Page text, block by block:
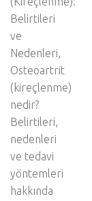
Belirtileri
ve
Nedenleri,
Osteoartrit
(kireçlenme)
nedir?
Belirtileri,
nedenleri
ve tedavi
yöntemleri
hakkında